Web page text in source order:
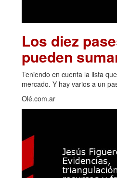
Los diez
pueden
Teniendo en cuenta la lista
mercado. Y hay varios a un
Olé.com.ar